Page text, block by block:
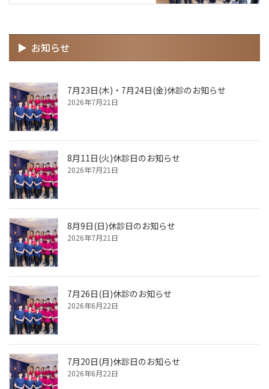
お知らせ
7月23日(木)・7月24日(金)休診のお知らせ
2026年7月21日
8月11日(火)休診日のお知らせ
2026年7月21日
8月9日(日)休診日のお知らせ
2026年7月21日
7月26日(日)休診のお知らせ
2026年6月22日
7月20日(月)休診日のお知らせ
2026年6月22日